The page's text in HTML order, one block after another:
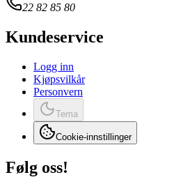
22 82 85 80
Kundeservice
Logg inn
Kjøpsvilkår
Personvern
Tema
Cookie-innstillinger
Følg oss!